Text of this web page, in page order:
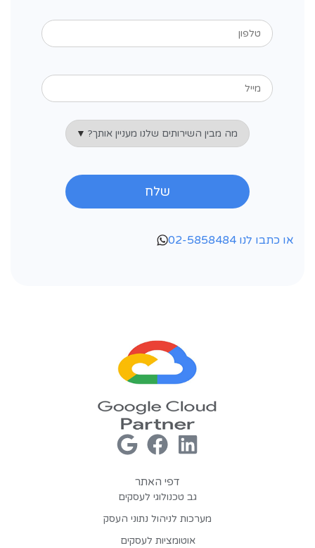
או כתבו לנו 02-5858484
דפי האתר
גב טכנולוגי לעסקים
מערכות לניהול נתוני העסק
אוטומציות לעסקים